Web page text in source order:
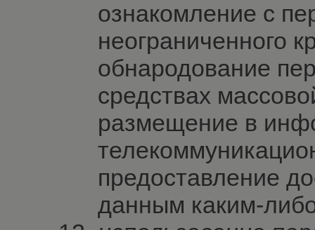
ознакомление с
неограниченного
обнародование
средствах
размещение в
предоставление
данным каким-